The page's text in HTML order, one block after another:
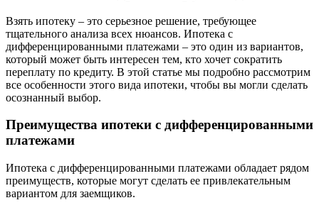
Взять ипотеку – это серьезное решение, требующее
тщательного анализа всех нюансов. Ипотека с
дифференцированными платежами – это один из вариантов,
который может быть интересен тем, кто хочет сократить
переплату по кредиту. В этой статье мы подробно рассмотрим
все особенности этого вида ипотеки, чтобы вы могли сделать
осознанный выбор.
Преимущества ипотеки с дифференцированными
платежами
Ипотека с дифференцированными платежами обладает рядом
преимуществ, которые могут сделать ее привлекательным
вариантом для заемщиков.